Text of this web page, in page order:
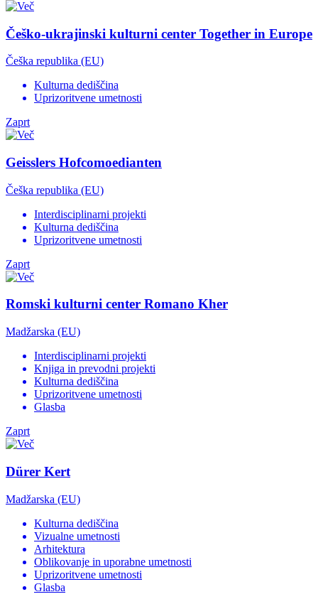
Češko-ukrajinski kulturni center Together in Europe
Češka republika (EU)
Kulturna dediščina
Uprizoritvene umetnosti
Zaprt
Geisslers Hofcomoedianten
Češka republika (EU)
Interdisciplinarni projekti
Kulturna dediščina
Uprizoritvene umetnosti
Zaprt
Romski kulturni center Romano Kher
Madžarska (EU)
Interdisciplinarni projekti
Knjiga in prevodni projekti
Kulturna dediščina
Uprizoritvene umetnosti
Glasba
Zaprt
Dürer Kert
Madžarska (EU)
Kulturna dediščina
Vizualne umetnosti
Arhitektura
Oblikovanje in uporabne umetnosti
Uprizoritvene umetnosti
Glasba